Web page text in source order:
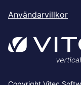
Användarvillkor